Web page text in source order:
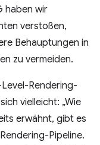
haben wir
verstoßen,
Behauptungen in
zu vermeiden.
Rendering-
vielleicht: „Wie
erwähnt, gibt es
Pipeline.